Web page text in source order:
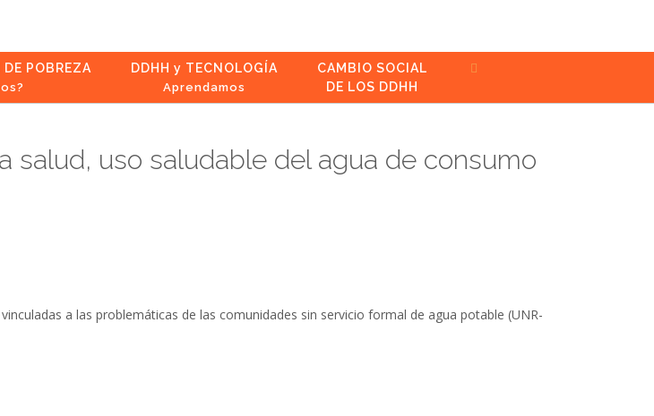
POBREZA DDHH y TECNOLOGÍA
Aprendamos
CAMBIO SOCIAL
DE LOS DDHH
salud, uso saludable del agua de consumo
a las problemáticas de las comunidades sin servicio formal de agua potable (UNR-